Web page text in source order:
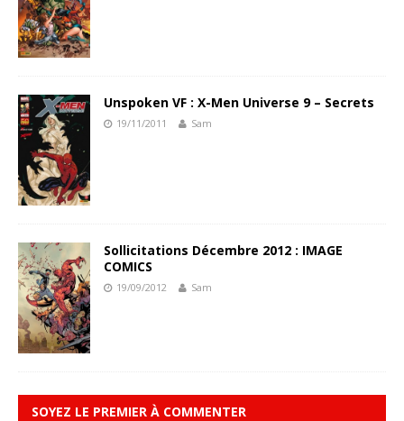
Unspoken VF : X-Men Universe 9 – Secrets
19/11/2011 Sam
Sollicitations Décembre 2012 : IMAGE
COMICS
19/09/2012 Sam
SOYEZ LE PREMIER À COMMENTER